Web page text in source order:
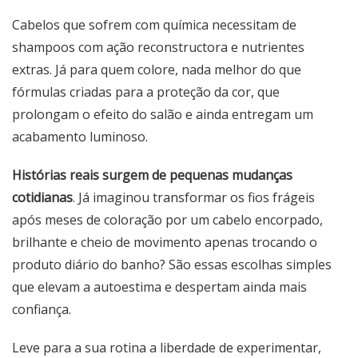
Cabelos que sofrem com química necessitam de
shampoos com ação reconstructora e nutrientes
extras. Já para quem colore, nada melhor do que
fórmulas criadas para a proteção da cor, que
prolongam o efeito do salão e ainda entregam um
acabamento luminoso.
Histórias reais surgem de pequenas mudanças
cotidianas. Já imaginou transformar os fios frágeis
após meses de coloração por um cabelo encorpado,
brilhante e cheio de movimento apenas trocando o
produto diário do banho? São essas escolhas simples
que elevam a autoestima e despertam ainda mais
confiança.
Leve para a sua rotina a liberdade de experimentar,